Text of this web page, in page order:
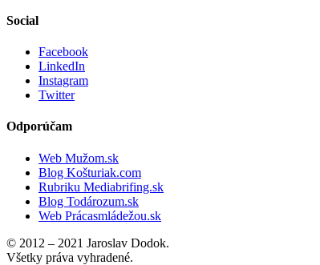
Social
Facebook
LinkedIn
Instagram
Twitter
Odporúčam
Web Mužom.sk
Blog Košturiak.com
Rubriku Mediabrifing.sk
Blog Todározum.sk
Web Prácasmládežou.sk
© 2012 – 2021 Jaroslav Dodok.
Všetky práva vyhradené.